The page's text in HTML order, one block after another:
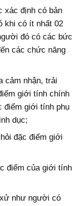
xác định có bản
khi có ít nhất 02
đó có các bức
các chức năng
cảm nhận, trải
giới tính chính
điểm giới tính phụ
dục;
đặc điểm giới
điểm của giới tính
như người có